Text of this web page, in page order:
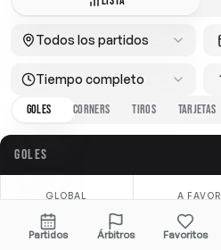
Todos los partidos
Tiempo completo
GOLES
CORNERS TIROS TARJETAS
GOLES
GLOBAL
3.00
A FAVOR
1.50
Partidos Árbitros Favoritos